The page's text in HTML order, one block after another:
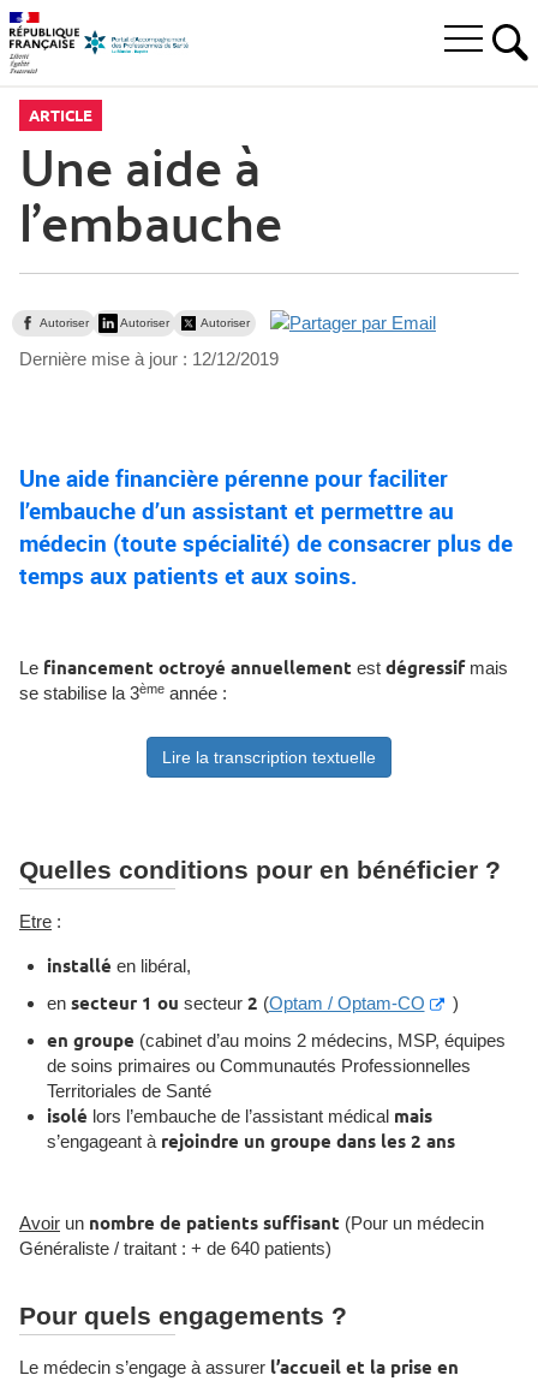
Aller
la
Aller
au
menu
Aller
au
contenu
Ouvrir
ARTICLE
Une aide à
l’embauche
Autoriser Autoriser Autoriser
Dernière mise à jour : 12/12/2019
Une aide financière pérenne pour faciliter
l’embauche d’un assistant et permettre au
médecin (toute spécialité) de consacrer plus de
temps aux patients et aux soins.
Le financement octroyé annuellement est dégressifmais
se stabilise la 3ème année :
Lire la transcription textuelle
Quelles conditions pour en bénéficier ?
Etre :
installé en libéral,
en secteur 1 ou secteur 2 (Optam / Optam-CO
)
en groupe (cabinet d’au moins 2 médecins, MSP, équipes
de soins primaires ou Communautés Professionnelles
Territoriales de Santé
isolé lors l’embauche de l’assistant médical mais
s’engageant à rejoindre un groupe dans les 2 ans
Avoir un nombre de patients suffisant (Pour un médecin
Généraliste / traitant : + de 640 patients)
Pour quels engagements ?
Le médecin s’engage à assurer l’accueil et la prise en